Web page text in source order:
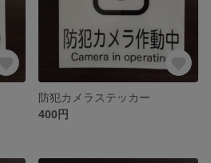
防犯カメラステッカー
400円